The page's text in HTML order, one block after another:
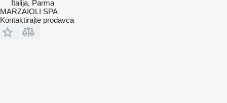
Italija, Parma
MARZAIOLI SPA
Kontaktirajte prodavca